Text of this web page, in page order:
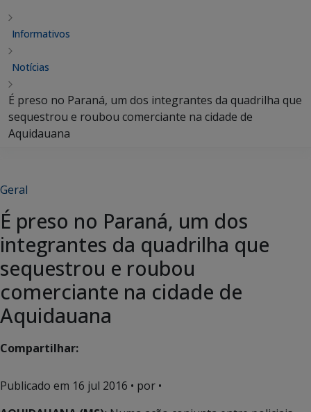
Informativos
Notícias
É preso no Paraná, um dos integrantes da quadrilha que
sequestrou e roubou comerciante na cidade de
Aquidauana
Geral
É preso no Paraná, um dos
integrantes da quadrilha que
sequestrou e roubou
comerciante na cidade de
Aquidauana
Compartilhar:
Publicado em 16 jul 2016 • por •